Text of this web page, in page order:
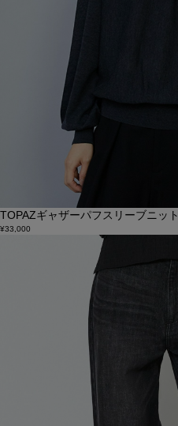
TOPAZギャザーパフスリーブニット
¥33,000